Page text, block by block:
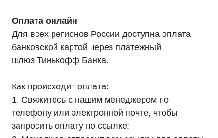
Оплата онлайн
Для всех регионов России доступна оплата
банковской картой через платежный
шлюз Тинькофф Банка.
Как происходит оплата:
1. Свяжитесь с нашим менеджером по
телефону или электронной почте, чтобы
запросить оплату по ссылке;
Телефон:
8 (800) 444-75-17
Почта:
info@ibp-hiden.ru